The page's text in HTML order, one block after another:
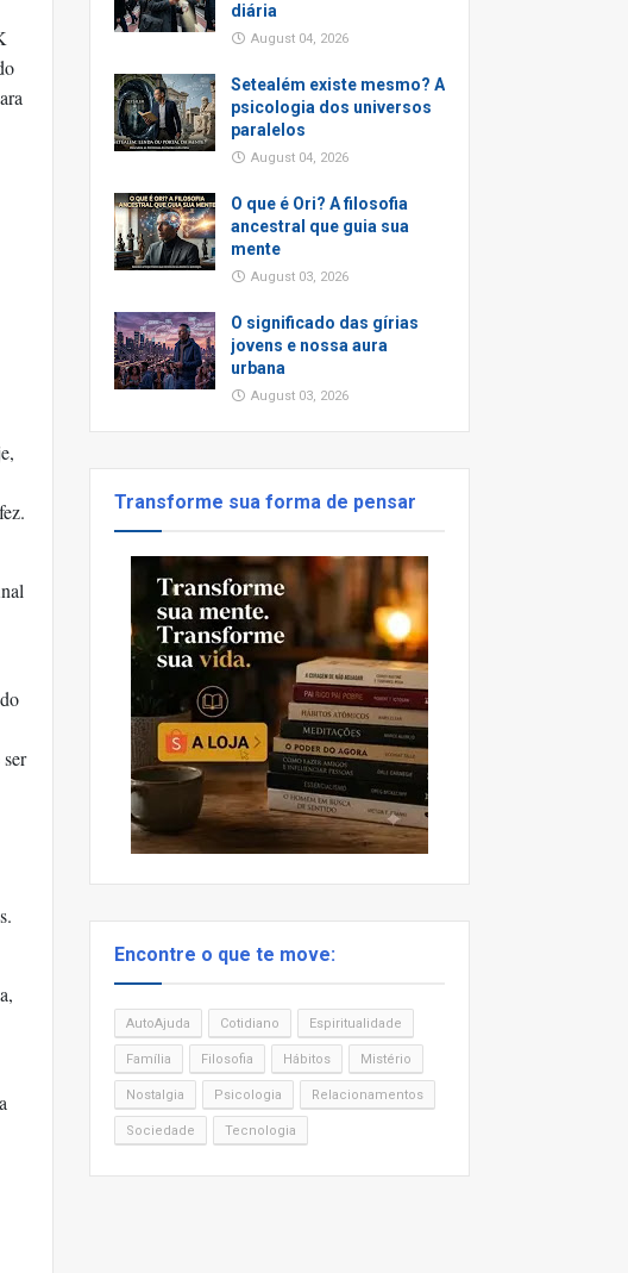
diária
August 04, 2026
Setealém existe mesmo? A
psicologia dos universos
paralelos
August 04, 2026
O que é Ori? A filosofia
ancestral que guia sua
mente
August 03, 2026
O significado das gírias
jovens e nossa aura
urbana
August 03, 2026
Transforme sua forma de pensar
Encontre o que te move:
AutoAjuda Cotidiano Espiritualidade
Família Filosofia Hábitos Mistério
Nostalgia Psicologia Relacionamentos
Sociedade Tecnologia